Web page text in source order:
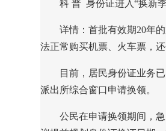
科 普 身份证进入“换新
详情： 首批有效期20年
法正常购买机票、火车票，
目前，居民身份证业务
派出所综合窗口申请换领。
公民在申请换领期间，